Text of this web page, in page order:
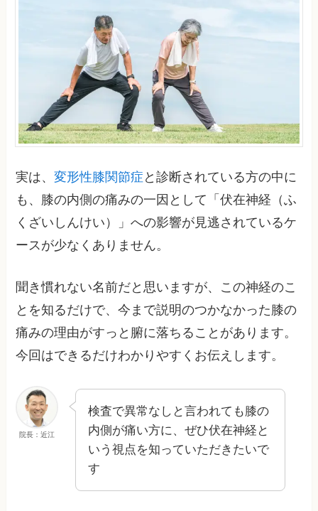
実は、変形性膝関節症 と診断されている方の中に
も、膝の内側の痛みの一因として「伏在神経（ふ
くざいしんけい）」への影響が見逃されているケ
ースが少なくありません。
聞き慣れない名前だと思いますが、この神経のこ
とを知るだけで、今まで説明のつかなかった膝の
痛みの理由がすっと腑に落ちることがあります。
今回はできるだけわかりやすくお伝えします。
院長：近江
検査で異常なしと言われても膝の
内側が痛い方に、ぜひ伏在神経と
いう視点を知っていただきたいで
す